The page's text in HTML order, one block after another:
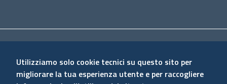
prints
Useful links section
Utilizziamo solo cookie tecnici su questo sito per
migliorare la tua esperienza utente e per raccogliere